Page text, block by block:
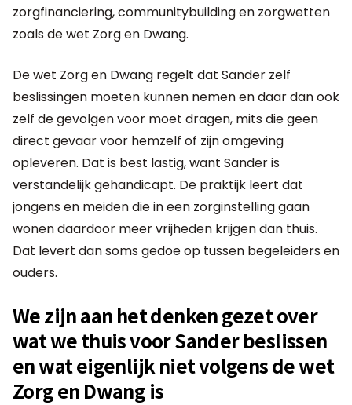
zorgfinanciering, communitybuilding en zorgwetten
zoals de wet Zorg en Dwang.
De wet Zorg en Dwang regelt dat Sander zelf
beslissingen moeten kunnen nemen en daar dan ook
zelf de gevolgen voor moet dragen, mits die geen
direct gevaar voor hemzelf of zijn omgeving
opleveren. Dat is best lastig, want Sander is
verstandelijk gehandicapt. De praktijk leert dat
jongens en meiden die in een zorginstelling gaan
wonen daardoor meer vrijheden krijgen dan thuis.
Dat levert dan soms gedoe op tussen begeleiders en
ouders.
We zijn aan het denken gezet over
wat we thuis voor Sander beslissen
en wat eigenlijk niet volgens de wet
Zorg en Dwang is